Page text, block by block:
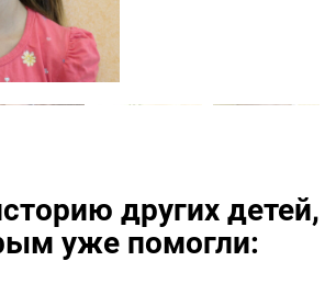
других детей,
уже помогли: